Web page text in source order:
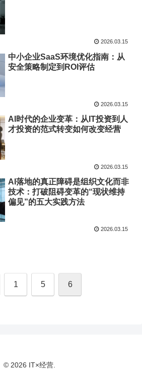
2026.03.15
中小企业SaaS环境优化指南：从
安全策略制定到ROI评估
2026.03.15
AI时代的企业变革：从IT投资到人
才投资的范式转变如何改变经营
2026.03.15
AI落地的真正障碍是组织文化而非
技术：打破阻碍变革的“现状维持
偏见”的五大实践方法
2026.03.15
1 5 6
© 2026 IT×经营.